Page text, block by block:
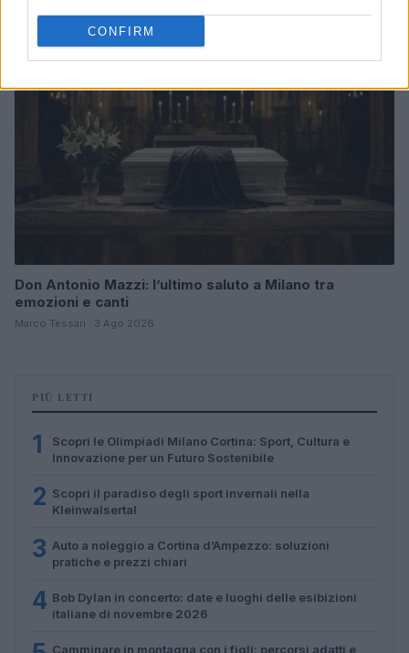
CONFIRM
Don Antonio Mazzi: l’ultimo saluto a Milano tra
emozioni e canti
Marco Tessari · 3 Ago 2026
PIÙ LETTI
1
Scopri le Olimpiadi Milano Cortina: Sport, Cultura e
Innovazione per un Futuro Sostenibile
2 Scopri il paradiso degli sport invernali nella
Kleinwalsertal
3 Auto a noleggio a Cortina d’Ampezzo: soluzioni
pratiche e prezzi chiari
4 Bob Dylan in concerto: date e luoghi delle esibizioni
italiane di novembre 2026
Camminare in montagna con i figli: percorsi adatti e